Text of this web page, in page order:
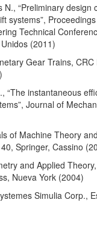
“Preliminary design
systems”,
Technical
(2011)
Gear Trains, CRC
“The instantaneous
Journal of
of Machine Theory
Springer, Cassino
and Applied
Nueva York (2004)
Simulia Corp.,